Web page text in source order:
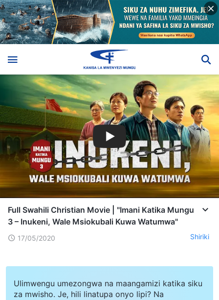
Full Swahili Christian Movie | "Imani Katika Mungu
3 – Inukeni, Wale Msiokubali Kuwa Watumwa"
17/05/2020 Shiriki
Ulimwengu umezongwa na maangamizi katika siku
za mwisho. Je, hili linatupa onyo lipi? Na